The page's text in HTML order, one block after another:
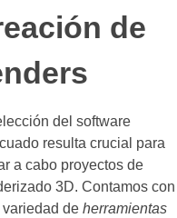
de
del software
resulta crucial para
a cabo proyectos de
3D. Contamos con
variedad de herramientas